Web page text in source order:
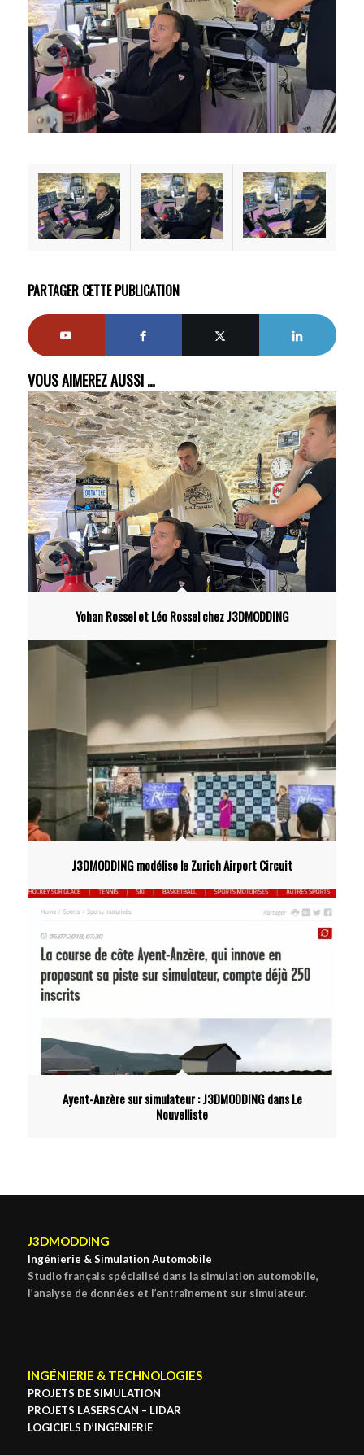
PARTAGER CETTE PUBLICATION
VOUS AIMEREZ AUSSI …
Yohan Rossel et Léo Rossel chez J3DMODDING
J3DMODDING modélise le Zurich Airport Circuit
Ayent-Anzère sur simulateur : J3DMODDING dans Le
Nouvelliste
J3DMODDING
Ingénierie & Simulation Automobile
Studio français spécialisé dans la simulation automobile,
l’analyse de données et l’entraînement sur simulateur.
INGÉNIERIE & TECHNOLOGIES
PROJETS DE SIMULATION
PROJETS LASERSCAN – LIDAR
LOGICIELS D’INGÉNIERIE